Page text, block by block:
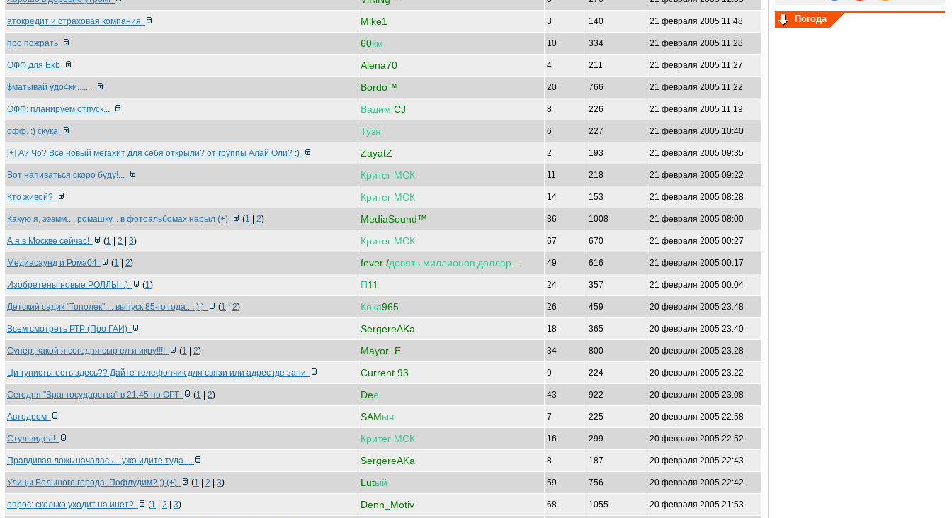
атокредит и страховая компания Mike1 3 140 21 февраля 2005 11:48
про пожрать 60км 10 334 21 февраля 2005 11:28
ОФФ для Ekb Alena70 4 211 21 февраля 2005 11:27
$матывай удо4ки....... Bordo™ 20 766 21 февраля 2005 11:22
ОФФ: планируем отпуск... Вадим CJ 8 226 21 февраля 2005 11:19
офф. :) скука Тузя 6 227 21 февраля 2005 10:40
[+] А? Чо? Все новый мегахит для себя открыли? от группы Алай Оли? :) ZayatZ 2 193 21 февраля 2005 09:35
Вот напиваться скоро буду!... Критег МСК 11 218 21 февраля 2005 09:22
Кто живой? Критег МСК 14 153 21 февраля 2005 08:28
Какую я, эээмм.... ромашку... в фотоальбомах нарыл (+) (1 2) MediaSound™ 36 1008 21 февраля 2005 08:00
А я в Москве сейчас! (1 2 3) Критег МСК 67 670 21 февраля 2005 00:27
Медиасаунд и Рома04 (1 2) fever /девять миллионов доллар 49 616 21 февраля 2005 00:17
Изобретены новые РОЛЛЫ! :) (1) П11 24 357 21 февраля 2005 00:04
Детский садик "Тополек".... выпуск 85-го года....:):) (1 2) Кока965 26 459 20 февраля 2005 23:48
Всем смотреть РТР (Про ГАИ) SergereAKa 18 365 20 февраля 2005 23:40
Супер, какой я сегодня сыр ел и икру!!!! (1 2) Mayor_E 34 800 20 февраля 2005 23:28
Ци-гунисты есть здесь?? Дайте телефончик для связи или адрес где зани Current 93 9 224 20 февраля 2005 23:22
Сегодня "Враг государства" в 21.45 по ОРТ (1 2) Deе 43 922 20 февраля 2005 23:08
Автодром SAMыч 7 225 20 февраля 2005 22:58
Стул видел! Критег МСК 16 299 20 февраля 2005 22:52
Правдивая ложь началась... ужо идите туда... SergereAKa 8 187 20 февраля 2005 22:43
Улицы Большого города. Пофлудим? ;) (+) (1 2 3) Lutый 59 756 20 февраля 2005 22:42
опрос: сколько уходит на инет? (1 2 3) Denn_Motiv 68 1055 20 февраля 2005 21:53
Погода